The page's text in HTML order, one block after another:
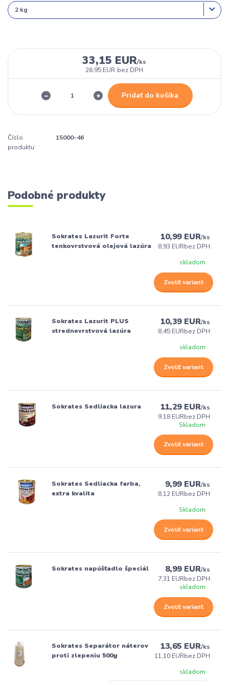
33,15 EUR/ks
26,95 EUR bez DPH
Pridať do košíka
Číslo
produktu:
15000-46
Podobné produkty
Sokrates Lazurit Forte
tenkovrstvová olejová lazúra
10,99 EUR/ks
8,93 EURbez DPH
skladom
Zvoliť variant
Sokrates Lazurit PLUS
strednevrstvová lazúra
10,39 EUR/ks
8,45 EURbez DPH
skladom
Zvoliť variant
Sokrates Sedliacka lazura 11,29 EUR/ks
9,18 EURbez DPH
Skladom
Zvoliť variant
Sokrates Sedliacka farba,
extra kvalita
9,99 EUR/ks
8,12 EURbez DPH
Skladom
Zvoliť variant
Sokrates napúšťadlo špeciál 8,99 EUR/ks
7,31 EURbez DPH
skladom
Zvoliť variant
Sokrates Separátor náterov
proti zlepeniu 500g
13,65 EUR/ks
11,10 EURbez DPH
skladom